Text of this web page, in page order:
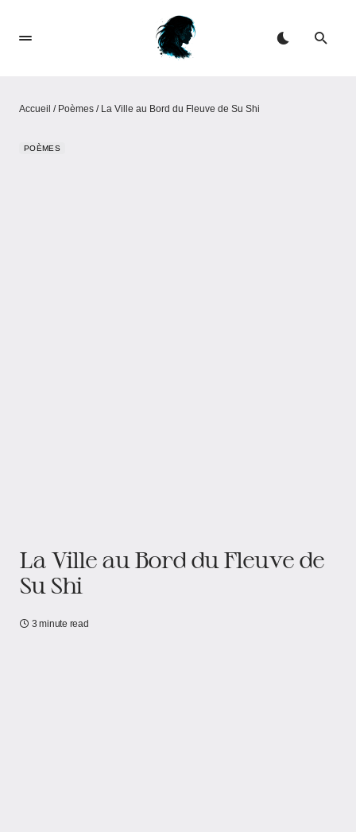
Accueil / Poèmes / La Ville au Bord du Fleuve de Su Shi
POÈMES
La Ville au Bord du Fleuve de
Su Shi
3 minute read